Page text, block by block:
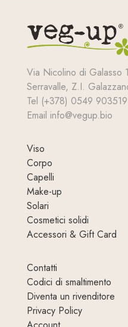
Via Nicolino di Galasso
Serravalle, Z.I.
Tel (+378) 0549 903519
Email info@vegup.bio
Viso
Corpo
Capelli
Make-up
Solari
Cosmetici solidi
Accessori & Gift Card
Contatti
Codici di smaltimento
Diventa un rivenditore
Privacy Policy